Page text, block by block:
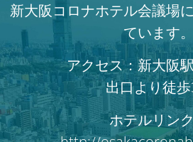
新大阪コロナホテル会議場
ています。
アクセス：新大阪
出口より徒
ホテルリン